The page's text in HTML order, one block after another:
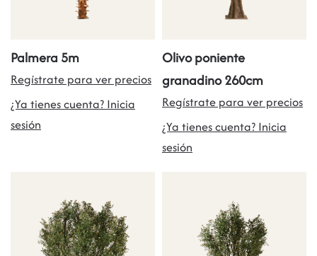
Palmera 5m
Regístrate para ver precios
¿Ya tienes cuenta? Inicia
sesión
Olivo poniente
granadino 260cm
Regístrate para ver precios
¿Ya tienes cuenta? Inicia
sesión